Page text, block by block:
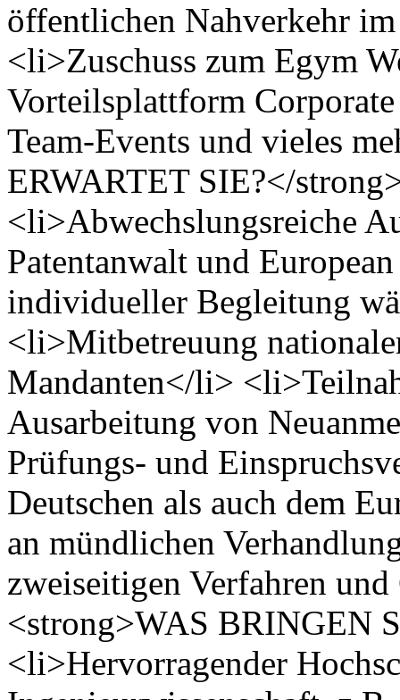
öffentlichen Nahverkehr
<li>Zuschuss zum Egym
Vorteilsplattform
Team-Events und vieles
ERWARTET SIE?</
<li>Abwechslungsreiche
Patentanwalt und
individueller Begleitung
<li>Mitbetreuung
Mandanten</li>
Ausarbeitung von
Prüfungs- und
Deutschen als auch dem
an mündlichen
zweiseitigen Verfahren
<strong>WAS BRINGEN
<li>Hervorragender